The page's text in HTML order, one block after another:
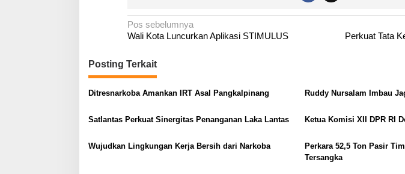
N
a
v
i
g
s
p
Pos sebelumnya
Wali Kota Luncurkan Aplikasi STIMULUS
Perkuat Tata
Posting Terkait
Ditresnarkoba Amankan IRT Asal Pangkalpinang Ruddy Nursalam Imbau
Satlantas Perkuat Sinergitas Penanganan Laka Lantas Ketua Komisi XII DPR RI
Wujudkan Lingkungan Kerja Bersih dari Narkoba
Perkara 52,5 Ton Pasir
Tersangka